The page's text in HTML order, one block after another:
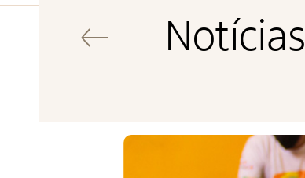
Notícias